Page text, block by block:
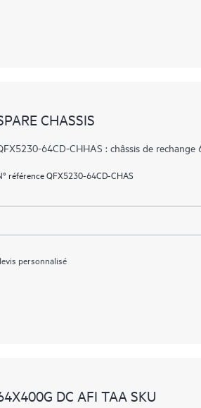
CHASSIS
64CD-CHHAS : châssis de
référence QFX5230-64CD-CHAS
personnalisé
DC AFI TAA SKU